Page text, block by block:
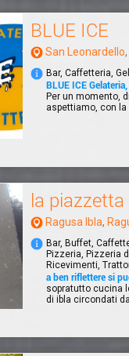
BLUE ICE
San Leonardello,
Bar, Caffetteria,
BLUE ICE
Per un momento,
aspettiamo, con la
la piazzetta
Ragusa Ibla,
Bar, Buffet,
Pizzeria, Pizzeria
Ricevimenti,
a ben riflettere si
sopratutto cucina
di ibla circondati